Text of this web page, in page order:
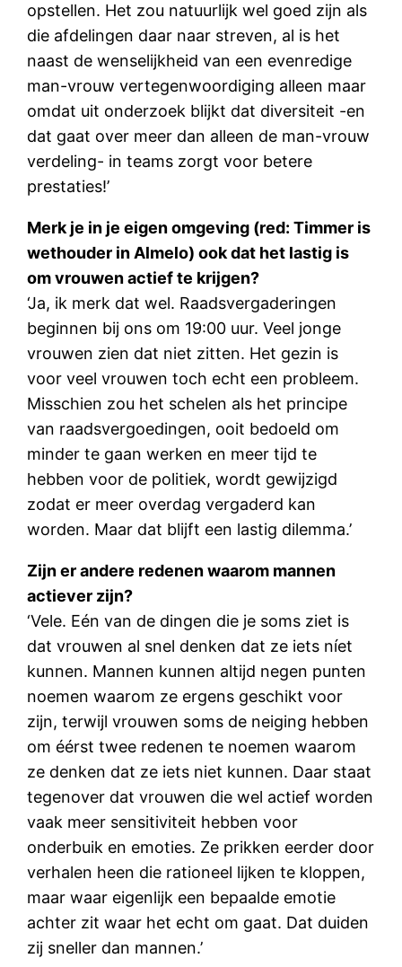
opstellen. Het zou natuurlijk wel goed zijn als
die afdelingen daar naar streven, al is het
naast de wenselijkheid van een evenredige
man-vrouw vertegenwoordiging alleen maar
omdat uit onderzoek blijkt dat diversiteit -en
dat gaat over meer dan alleen de man-vrouw
verdeling- in teams zorgt voor betere
prestaties!’
Merk je in je eigen omgeving (red: Timmer is
wethouder in Almelo) ook dat het lastig is
om vrouwen actief te krijgen?
‘Ja, ik merk dat wel. Raadsvergaderingen
beginnen bij ons om 19:00 uur. Veel jonge
vrouwen zien dat niet zitten. Het gezin is
voor veel vrouwen toch echt een probleem.
Misschien zou het schelen als het principe
van raadsvergoedingen, ooit bedoeld om
minder te gaan werken en meer tijd te
hebben voor de politiek, wordt gewijzigd
zodat er meer overdag vergaderd kan
worden. Maar dat blijft een lastig dilemma.’
Zijn er andere redenen waarom mannen
actiever zijn?
‘Vele. Eén van de dingen die je soms ziet is
dat vrouwen al snel denken dat ze iets níet
kunnen. Mannen kunnen altijd negen punten
noemen waarom ze ergens geschikt voor
zijn, terwijl vrouwen soms de neiging hebben
om éérst twee redenen te noemen waarom
ze denken dat ze iets niet kunnen. Daar staat
tegenover dat vrouwen die wel actief worden
vaak meer sensitiviteit hebben voor
onderbuik en emoties. Ze prikken eerder door
verhalen heen die rationeel lijken te kloppen,
maar waar eigenlijk een bepaalde emotie
achter zit waar het echt om gaat. Dat duiden
zij sneller dan mannen.’